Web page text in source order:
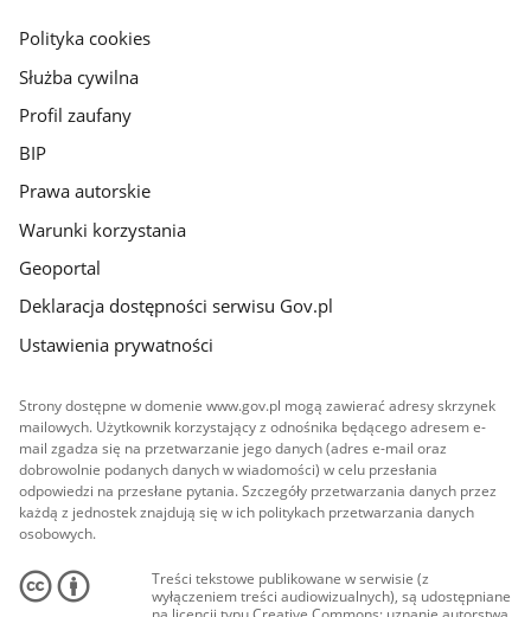
gov.pl
Polityka cookies
Służba cywilna
Profil zaufany
BIP
Prawa autorskie
Warunki korzystania
Geoportal
Deklaracja dostępności serwisu Gov.pl
Ustawienia prywatności
Strony dostępne w domenie www.gov.pl mogą zawierać adresy skrzynek
mailowych. Użytkownik korzystający z odnośnika będącego adresem e-
mail zgadza się na przetwarzanie jego danych (adres e-mail oraz
dobrowolnie podanych danych w wiadomości) w celu przesłania
odpowiedzi na przesłane pytania. Szczegóły przetwarzania danych przez
każdą z jednostek znajdują się w ich politykach przetwarzania danych
osobowych.
Treści tekstowe publikowane w serwisie (z
wyłączeniem treści audiowizualnych), są udostępniane